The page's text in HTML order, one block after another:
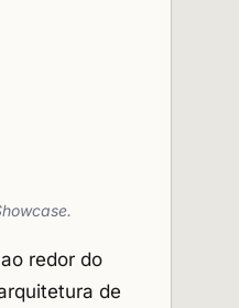
redor do
de